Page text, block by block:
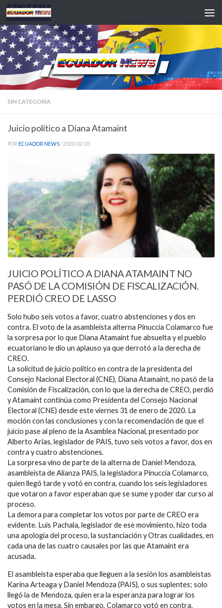
Saltar al contenido
SIN CATEGORÍA
Juicio político a Diana Atamaint
POR ECUADOR NEWS · 2020-02-05
JUICIO POLÍTICO A DIANA ATAMAINT NO
PASÓ DE LA COMISIÓN DE FISCALIZACIÓN.
PERDIÓ CREO DE LASSO
Solo hubo seis votos a favor, cuatro abstenciones y dos en
contra. El voto de la asambleísta alterna Pinuccia Colamarco fue
la sorpresa por lo que Diana Atamaint fue absuelta y el pueblo
ecuatoriano le dio un aplauso ya que derrotó a la derecha de
CREO.
La solicitud de juicio político en contra de la presidenta del
Consejo Nacional Electoral (CNE), Diana Atamaint, no pasó de la
Comisión de Fiscalización, con lo que la derecha de CREO, perdió
y Atamaint continúa como Presidenta del Consejo Nacional
Electoral (CNE) desde este viernes 31 de enero de 2020. La
moción con las conclusiones y con la recomendación de que el
juicio pase al pleno de la Asamblea Nacional, presentado por
Alberto Arias, legislador de PAIS, tuvo seis votos a favor, dos en
contra y cuatro abstenciones.
La sorpresa vino de parte de la alterna de Daniel Mendoza,
asambleísta de Alianza PAIS, la legisladora Pinuccia Colamarco,
quien llegó tarde y votó en contra, cuando los seis legisladores
que votaron a favor esperaban que se sume y poder dar curso al
proceso.
La demora para completar los votos por parte de CREO era
evidente. Luis Pachala, legislador de ese movimiento, hizo toda
una apología del proceso, la sustanciación y Otras cualidades, en
cada una de las cuatro causales por las que Atamaint era
acusada.
El asambleísta esperaba que lleguen a la sesión los asambleístas
Karina Arteaga y Daniel Mendoza (PAIS), o sus suplentes; solo
llegó la de Mendoza, quien era la esperanza para lograr los
votos en la mesa. Sin embargo, Colamarco votó en contra.